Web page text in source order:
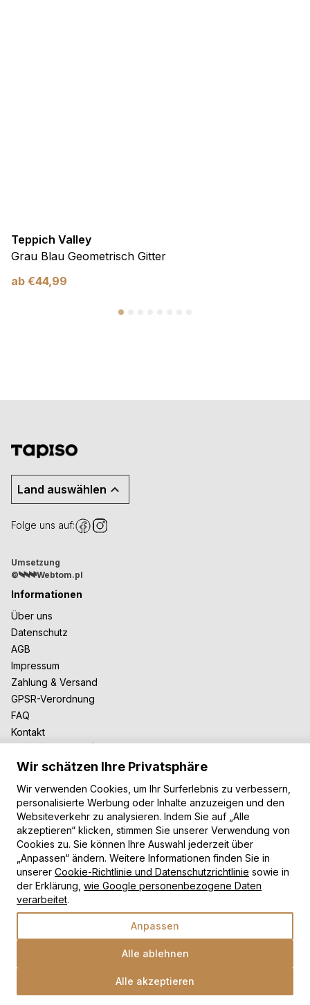
Teppich Valley
Grau Blau Geometrisch Gitter
ab €44,99
Wähle eine Option
Land auswählen
Folge uns auf:
Umsetzung
©
Webtom.pl
Informationen
Über uns
Datenschutz
AGB
Impressum
Zahlung & Versand
GPSR-Verordnung
FAQ
Kontakt
Zusammenarbeit
Für Blogger
B2B-Zusammenarbeit
Unsere Teppiche
Moderne Teppiche
Vintage Teppiche
Shaggy Teppiche
Kinderteppiche
Zahlungsarten
Copyright © 2026 TAPISO
Wir schätzen Ihre Privatsphäre
Wir verwenden Cookies, um Ihr Surferlebnis zu verbessern,
personalisierte Werbung oder Inhalte anzuzeigen und den
Websiteverkehr zu analysieren. Indem Sie auf „Alle
akzeptieren“ klicken, stimmen Sie unserer Verwendung von
Cookies zu. Sie können Ihre Auswahl jederzeit über
„Anpassen“ ändern. Weitere Informationen finden Sie in
unserer Cookie-Richtlinie und Datenschutzrichtlinie sowie in
der Erklärung, wie Google personenbezogene Daten
verarbeitet.
Anpassen
Alle ablehnen
Alle akzeptieren